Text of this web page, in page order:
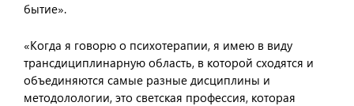
бытие».
«Когда я говорю о психотерапии, я имею в виду
трансдициплинарную область, в которой сходятся и
объединяются самые разные дисциплины и
методолологии, это светская профессия, которая